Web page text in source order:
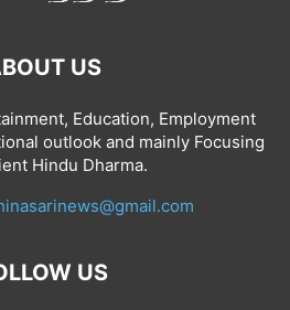
US
Education, Employment
outlook and mainly Focusing
Hindu Dharma.
US